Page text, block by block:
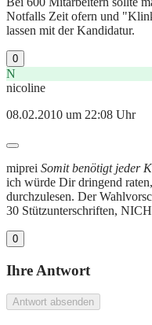
Notfalls Zeit ofern und
lassen mit der Kandidatur.
0
N
nicoline
08.02.2010 um 22:08 Uhr
miprei Somit benötigt jeder
ich würde Dir dringend
durchzulesen. Der
30 Stützunterschriften,
0
Ihre Antwort
Antwort absenden